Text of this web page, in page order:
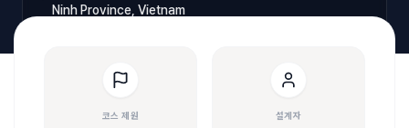
Ninh Province, Vietnam
코스 제원 설계자